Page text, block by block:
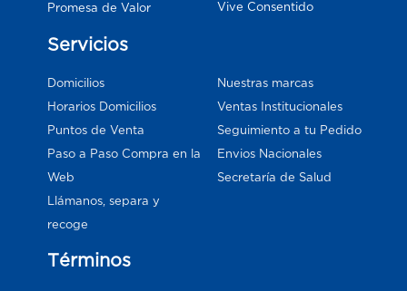
Promesa de Valor
Vive Consentido
Servicios
Domicilios
Horarios Domicilios
Puntos de Venta
Paso a Paso Compra en la
Web
Llámanos, separa y
recoge
Nuestras marcas
Ventas Institucionales
Seguimiento a tu Pedido
Envios Nacionales
Secretaría de Salud
Términos